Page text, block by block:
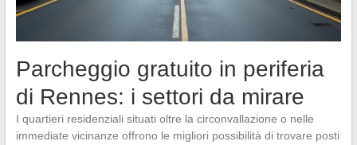
Parcheggio gratuito in periferia
di Rennes: i settori da mirare
I quartieri residenziali situati oltre la circonvallazione o nelle
immediate vicinanze offrono le migliori possibilità di trovare posti